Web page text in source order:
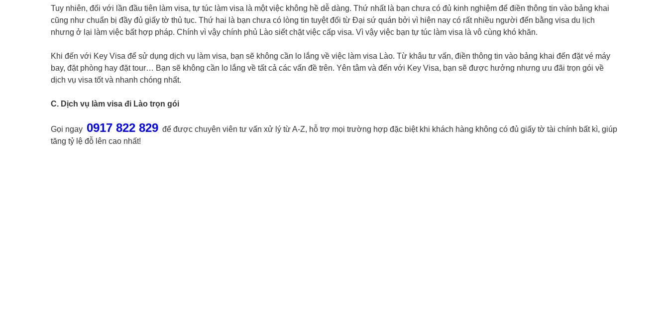
Tuy nhiên, đối với lần đầu tiên làm visa, tự túc làm visa là một việc không hề dễ dàng. Thứ nhất là bạn chưa có đủ kinh nghiệm để điền thông tin vào bảng khai
cũng như chuẩn bị đầy đủ giấy tờ thủ tục. Thứ hai là bạn chưa có lòng tin tuyệt đối từ Đại sứ quán bởi vì hiện nay có rất nhiều người đến bằng visa du lịch
nhưng ở lại làm việc bất hợp pháp. Chính vì vậy chính phủ Lào siết chặt việc cấp visa. Vì vậy việc bạn tự túc làm visa là vô cùng khó khăn.
Khi đến với Key Visa để sử dụng dịch vụ làm visa, bạn sẽ không cần lo lắng về việc làm visa Lào. Từ khâu tư vấn, điền thông tin vào bảng khai đến đặt vé máy
bay, đặt phòng hay đặt tour… Bạn sẽ không cần lo lắng về tất cả các vấn đề trên. Yên tâm và đến với Key Visa, bạn sẽ được hưởng nhưng ưu đãi trọn gói về
dịch vụ visa tốt và nhanh chóng nhất.
C. Dịch vụ làm visa đi Lào trọn gói
Gọi ngay 0917 822 829 để được chuyên viên tư vấn xử lý từ A-Z, hỗ trợ mọi trường hợp đặc biệt khi khách hàng không có đủ giấy tờ tài chính bất kì, giúp
tăng tỷ lệ đỗ lên cao nhất!